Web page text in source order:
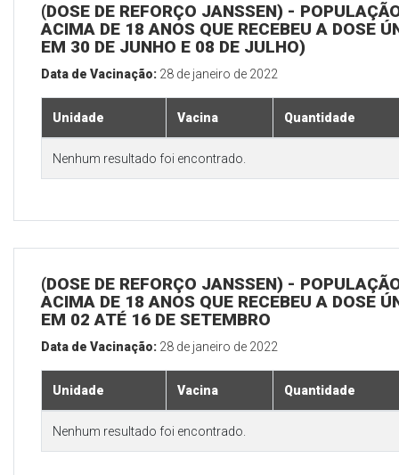
(DOSE DE REFORÇO JANSSEN) -
ACIMA DE 18 ANOS QUE RECEBEU A DOSE
EM 30 DE JUNHO E 08 DE JULHO)
Data de Vacinação: 28 de janeiro de 2022
Unidade Vacina Quantidade
Nenhum resultado foi encontrado.
(DOSE DE REFORÇO JANSSEN) -
ACIMA DE 18 ANOS QUE RECEBEU A DOSE
EM 02 ATÉ 16 DE SETEMBRO
Data de Vacinação: 28 de janeiro de 2022
Unidade Vacina Quantidade
Nenhum resultado foi encontrado.